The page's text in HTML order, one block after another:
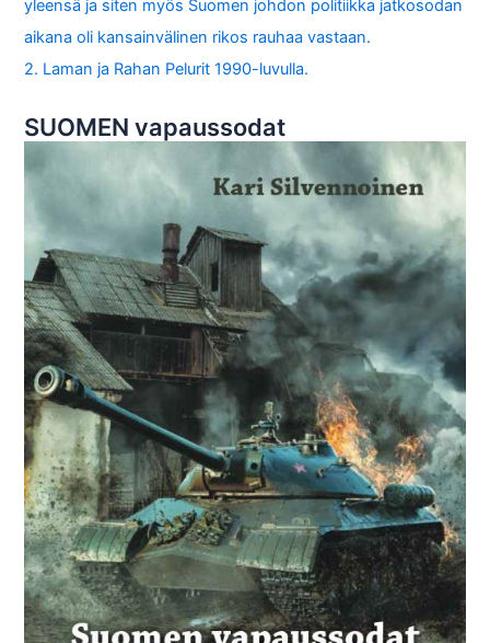
yleensä ja siten myös Suomen johdon politiikka jatkosodan
aikana oli kansainvälinen rikos rauhaa vastaan.
2. Laman ja Rahan Pelurit 1990-luvulla.
SUOMEN vapaussodat